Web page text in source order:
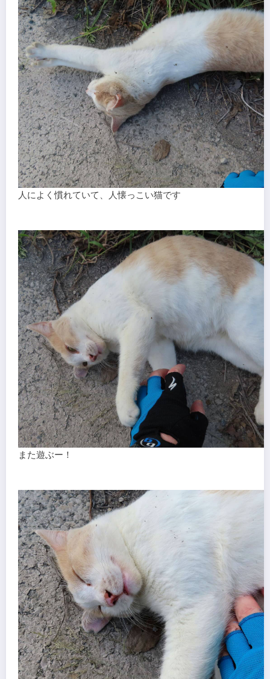
人によく慣れていて、人懐っこい猫です
また遊ぶー！